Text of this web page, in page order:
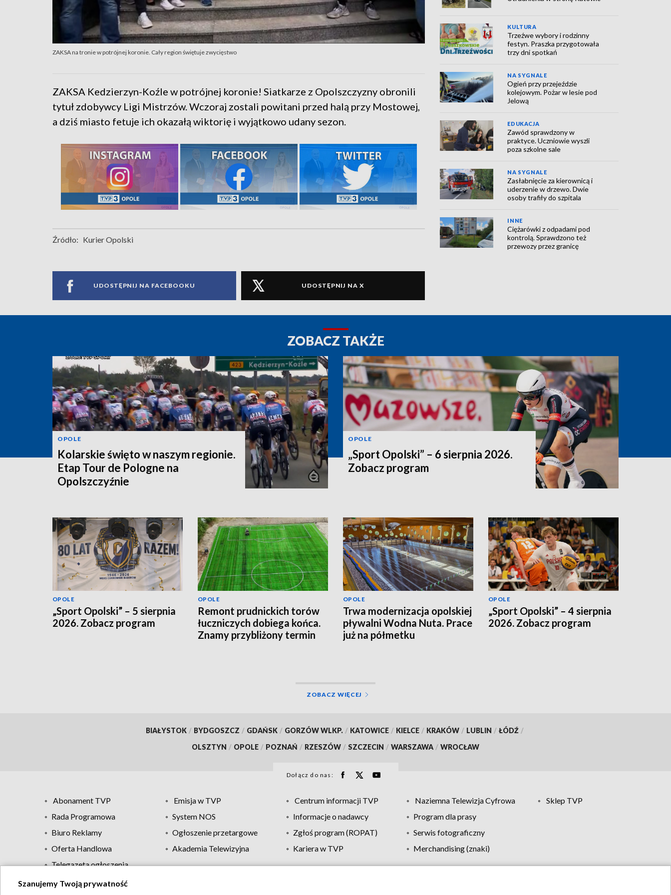
ZAKSA na tronie w potrójnej koronie. Cały region świętuje zwycięstwo
ZAKSA Kedzierzyn-Koźle w potrójnej koronie! Siatkarze z Opolszczyzny obronili
tytuł zdobywcy Ligi Mistrzów. Wczoraj zostali powitani przed halą przy Mostowej,
a dziś miasto fetuje ich okazałą wiktorię i wyjątkowo udany sezon.
Źródło: Kurier Opolski
UDOSTĘPNIJ NA FACEBOOKU UDOSTĘPNIJ NA X
KULTURA
Trzeźwe wybory i rodzinny
festyn. Praszka przygotowała
trzy dni spotkań
NA SYGNALE
Ogień przy przejeździe
kolejowym. Pożar w lesie pod
Jelową
EDUKACJA
Zawód sprawdzony w
praktyce. Uczniowie wyszli
poza szkolne sale
NA SYGNALE
Zasłabnięcie za kierownicą i
uderzenie w drzewo. Dwie
osoby trafiły do szpitala
INNE
Ciężarówki z odpadami pod
kontrolą. Sprawdzono też
przewozy przez granicę
ZOBACZ TAKŻE
OPOLE
Kolarskie święto w naszym regionie.
Etap Tour de Pologne na
Opolszczyźnie
OPOLE
„Sport Opolski” – 6 sierpnia 2026.
Zobacz program
OPOLE
„Sport Opolski” – 5 sierpnia
2026. Zobacz program
OPOLE
Remont prudnickich torów
łuczniczych dobiega końca.
Znamy przybliżony termin
OPOLE
Trwa modernizacja opolskiej
pływalni Wodna Nuta. Prace
już na półmetku
OPOLE
„Sport Opolski” – 4 sierpnia
2026. Zobacz program
ZOBACZ WIĘCEJ
BIAŁYSTOK / BYDGOSZCZ / GDAŃSK / GORZÓW WLKP. / KATOWICE / KIELCE / KRAKÓW / LUBLIN / ŁÓDŹ /
OLSZTYN / OPOLE / POZNAŃ / RZESZÓW / SZCZECIN / WARSZAWA / WROCŁAW
Dołącz do nas:
Abonament TVP Emisja w TVP Centrum informacji TVP Naziemna Telewizja Cyfrowa
Sklep TVP
Rada Programowa
System NOS Informacje o nadawcy
Program dla prasy
Biuro Reklamy
Ogłoszenie przetargowe Zgłoś program (ROPAT)
Serwis fotograficzny
Oferta Handlowa
Akademia Telewizyjna Kariera w TVP
Merchandising (znaki)
Telegazeta ogłoszenia
Szanujemy Twoją prywatność